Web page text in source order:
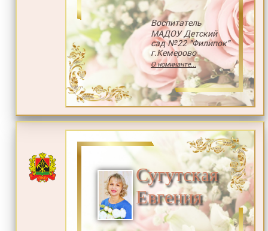
Воспитатель
МАДОУ Детский
сад №22 "Филипок"
г.Кемерово
О номинанте...
Сугутская
Евгения